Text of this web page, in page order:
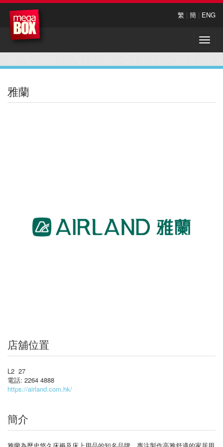
繁 | 簡 | ENG
Toggle
雅蘭
店舖位置
L2 27
電話: 2264 4888
https://airland.com.hk/
簡介